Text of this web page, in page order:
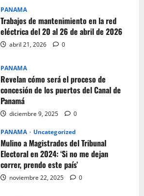
PANAMA
Trabajos de mantenimiento en la red
eléctrica del 20 al 26 de abril de 2026
abril 21, 2026 0
PANAMA
Revelan cómo será el proceso de
concesión de los puertos del Canal de
Panamá
diciembre 9, 2025 0
PANAMA Uncategorized
Mulino a Magistrados del Tribunal
Electoral en 2024: ‘Si no me dejan
correr, prendo este país’
noviembre 22, 2025 0